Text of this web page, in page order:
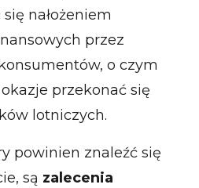
nałożeniem
przez
o czym
przekonać się
lotniczych.
powinien znaleźć się
są zalecenia